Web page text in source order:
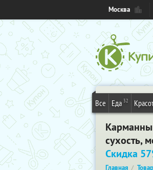
Москва
Все Еда 32
сухость,
Скидка
Главная